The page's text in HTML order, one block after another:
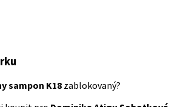
sampon K18 zablokovaný?